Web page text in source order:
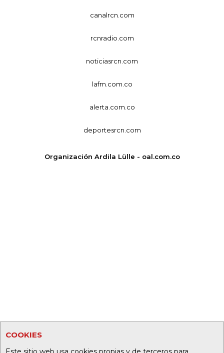
COOKIES
canalrcn.com
rcnradio.com
noticiasrcn.com
lafm.com.co
alerta.com.co
deportesrcn.com
Organización Ardila Lülle - oal.com.co